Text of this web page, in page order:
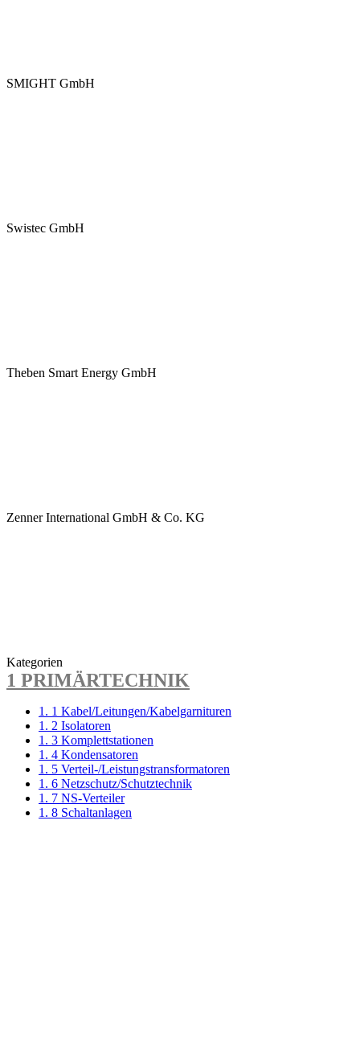
SMIGHT GmbH
Swistec GmbH
Theben Smart Energy GmbH
Zenner International GmbH & Co. KG
Kategorien
1 PRIMÄRTECHNIK
1. 1 Kabel/Leitungen/Kabelgarnituren
1. 2 Isolatoren
1. 3 Komplettstationen
1. 4 Kondensatoren
1. 5 Verteil-/Leistungstransformatoren
1. 6 Netzschutz/Schutztechnik
1. 7 NS-Verteiler
1. 8 Schaltanlagen